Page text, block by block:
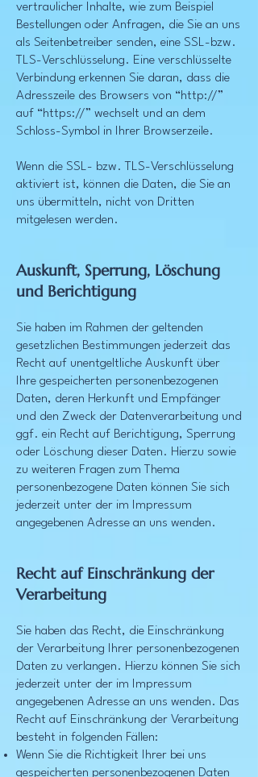
vertraulicher Inhalte, wie zum Beispiel
Bestellungen oder Anfragen, die Sie an uns
als Seitenbetreiber senden, eine SSL-bzw.
TLS-Verschlüsselung. Eine verschlüsselte
Verbindung erkennen Sie daran, dass die
Adresszeile des Browsers von “http://”
auf “https://” wechselt und an dem
Schloss-Symbol in Ihrer Browserzeile.
Wenn die SSL- bzw. TLS-Verschlüsselung
aktiviert ist, können die Daten, die Sie an
uns übermitteln, nicht von Dritten
mitgelesen werden.
Auskunft, Sperrung, Löschung
und Berichtigung
Sie haben im Rahmen der geltenden
gesetzlichen Bestimmungen jederzeit das
Recht auf unentgeltliche Auskunft über
Ihre gespeicherten personenbezogenen
Daten, deren Herkunft und Empfänger
und den Zweck der Datenverarbeitung und
ggf. ein Recht auf Berichtigung, Sperrung
oder Löschung dieser Daten. Hierzu sowie
zu weiteren Fragen zum Thema
personenbezogene Daten können Sie sich
jederzeit unter der im Impressum
angegebenen Adresse an uns wenden.
Recht auf Einschränkung der
Verarbeitung
Sie haben das Recht, die Einschränkung
der Verarbeitung Ihrer personenbezogenen
Daten zu verlangen. Hierzu können Sie sich
jederzeit unter der im Impressum
angegebenen Adresse an uns wenden. Das
Recht auf Einschränkung der Verarbeitung
besteht in folgenden Fällen:
Wenn Sie die Richtigkeit Ihrer bei uns
gespeicherten personenbezogenen Daten